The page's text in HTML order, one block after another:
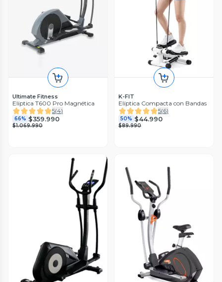
Ultimate Fitness
Elíptica T600 Pro Magnética
5(4)
66% $359.990
$1.069.990
K-FIT
Elíptica Compacta con Bandas
5(6)
50% $44.990
$89.990